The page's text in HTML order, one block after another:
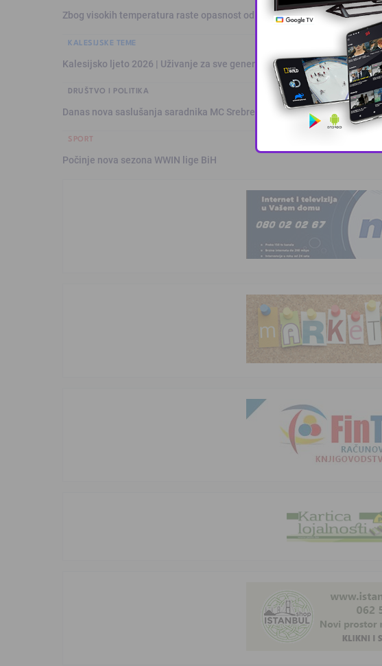
Zbog visokih temperatura raste opasnost od požara: Vatrogasci pozivaj …
KALESIJSKE TEME
Kalesijsko ljeto 2026 | Uživanje za sve generacije: Šarenko zabavio …
DRUŠTVO I POLITIKA
Danas nova saslušanja saradnika MC Srebrenica
SPORT
Počinje nova sezona WWIN lige BiH